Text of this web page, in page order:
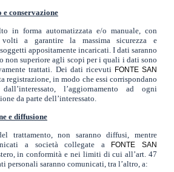
conservazione
in forma automatizzata e/o manuale, con
a garantire la massima sicurezza e
appositamente incaricati. I dati saranno
non superiore agli scopi per i quali i dati sono
trattati. Dei dati ricevuti FONTE SAN
registrazione, in modo che essi corrispondano
l’aggiornamento ad ogni
da parte dell’interessato.
e diffusione
trattamento, non saranno diffusi, mentre
a società collegate a
FONTE SAN
in conformità e nei limiti di cui all’art. 47
personali saranno comunicati, tra l’altro, a: